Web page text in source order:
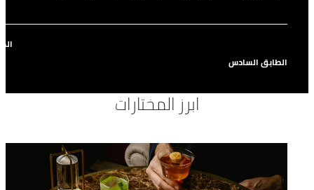
الطابق السادس
ابرز المختارات